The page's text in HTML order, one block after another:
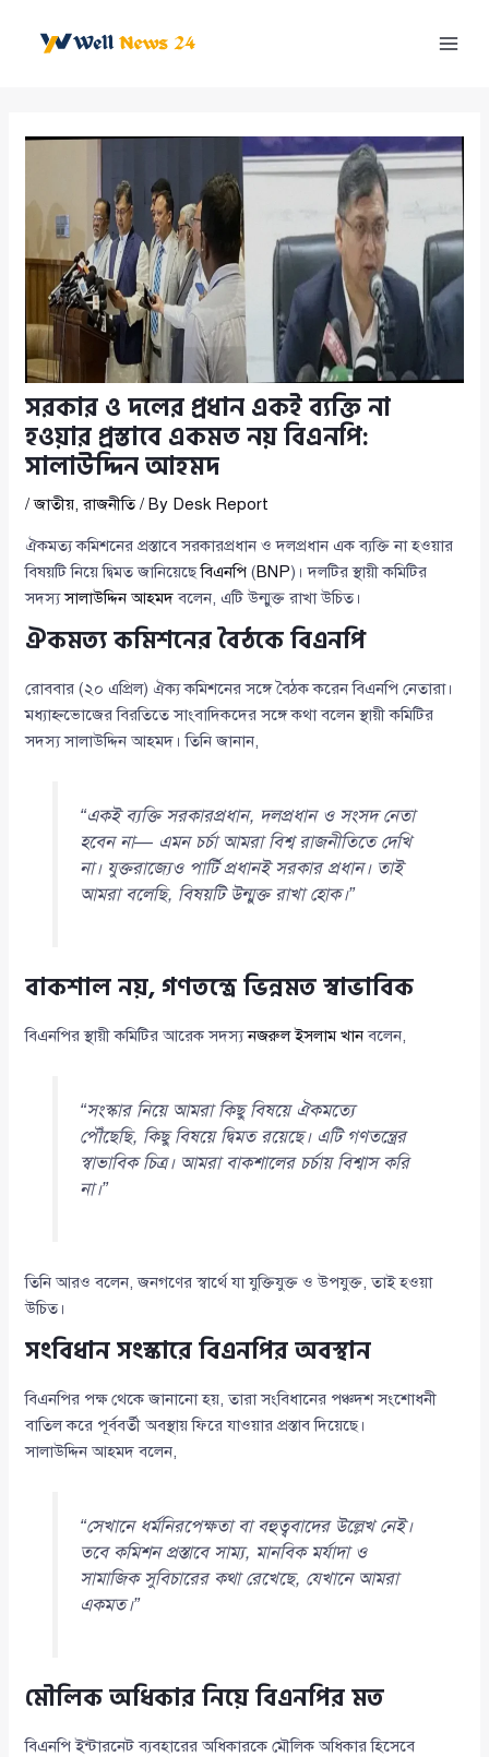
সরকার ও দলের প্রধান একই ব্যক্তি না
হওয়ার প্রস্তাবে একমত নয় বিএনপি:
সালাউদ্দিন আহমদ
/জাতীয়,রাজনীতি/ By Desk Report
ঐকমত্য কমিশনের প্রস্তাবে সরকারপ্রধান ও দলপ্রধান এক ব্যক্তি না হওয়ার
বিষয়টি নিয়ে দ্বিমত জানিয়েছেবিএনপি (BNP)। দলটির স্থায়ী কমিটির
সদস্যসালাউদ্দিন আহমদবলেন, এটি উন্মুক্ত রাখা উচিত।
ঐকমত্য কমিশনের বৈঠকে বিএনপি
রোববার (২০ এপ্রিল) ঐক্য কমিশনের সঙ্গে বৈঠক করেন বিএনপি নেতারা।
মধ্যাহ্নভোজের বিরতিতে সাংবাদিকদের সঙ্গে কথা বলেন স্থায়ী কমিটির
সদস্য সালাউদ্দিন আহমদ। তিনি জানান,
“একই ব্যক্তি সরকারপ্রধান, দলপ্রধান ও সংসদ নেতা
হবেন না— এমন চর্চা আমরা বিশ্ব রাজনীতিতে দেখি
না। যুক্তরাজ্যেও পার্টি প্রধানই সরকার প্রধান। তাই
আমরা বলেছি, বিষয়টি উন্মুক্ত রাখা হোক।”
বাকশাল নয়, গণতন্ত্রে ভিন্নমত স্বাভাবিক
বিএনপির স্থায়ী কমিটির আরেক সদস্যনজরুল ইসলাম খানবলেন,
“সংস্কার নিয়ে আমরা কিছু বিষয়ে ঐকমত্যে
পৌঁছেছি, কিছু বিষয়ে দ্বিমত রয়েছে। এটি গণতন্ত্রের
স্বাভাবিক চিত্র। আমরা বাকশালের চর্চায় বিশ্বাস করি
না।”
তিনি আরও বলেন, জনগণের স্বার্থে যা যুক্তিযুক্ত ও উপযুক্ত, তাই হওয়া
উচিত।
সংবিধান সংস্কারে বিএনপির অবস্থান
বিএনপির পক্ষ থেকে জানানো হয়, তারা সংবিধানের পঞ্চদশ সংশোধনী
বাতিল করে পূর্ববর্তী অবস্থায় ফিরে যাওয়ার প্রস্তাব দিয়েছে।
সালাউদ্দিন আহমদ বলেন,
“সেখানে ধর্মনিরপেক্ষতা বা বহুত্ববাদের উল্লেখ নেই।
তবে কমিশন প্রস্তাবে সাম্য, মানবিক মর্যাদা ও
সামাজিক সুবিচারের কথা রেখেছে, যেখানে আমরা
একমত।”
মৌলিক অধিকার নিয়ে বিএনপির মত
বিএনপি ইন্টারনেট ব্যবহারের অধিকারকে মৌলিক অধিকার হিসেবে